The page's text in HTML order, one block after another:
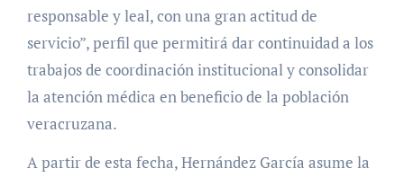
responsable y leal, con una gran actitud de
servicio”, perfil que permitirá dar continuidad a los
trabajos de coordinación institucional y consolidar
la atención médica en beneficio de la población
veracruzana.
A partir de esta fecha, Hernández García asume la